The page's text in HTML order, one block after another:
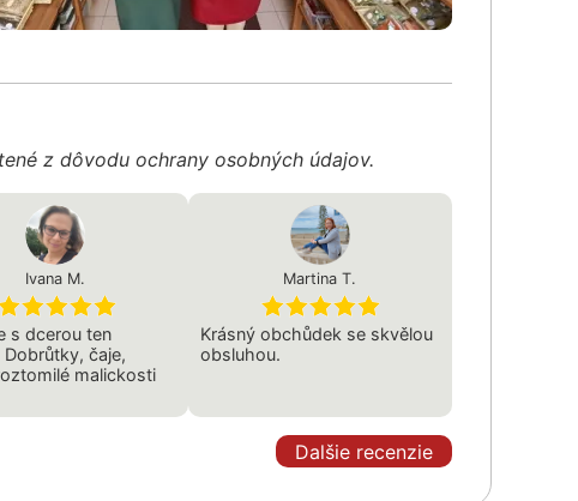
z dôvodu ochrany osobných údajov.
Ivana M.
s dcerou ten
Dobrůtky, čaje,
malickosti
Martina T.
Krásný obchůdek se skvělou
obsluhou.
Dalšie recenzie